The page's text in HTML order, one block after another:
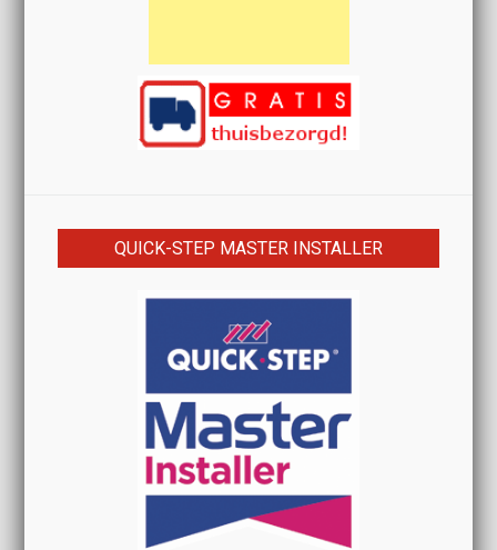
QUICK-STEP MASTER INSTALLER